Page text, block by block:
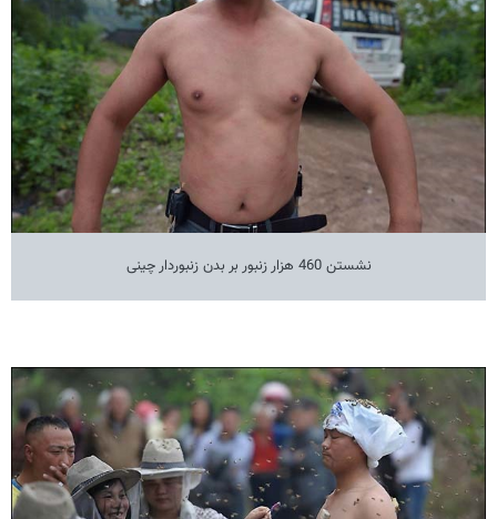
نشستن 460 هزار زنبور بر بدن زنبوردار چینی